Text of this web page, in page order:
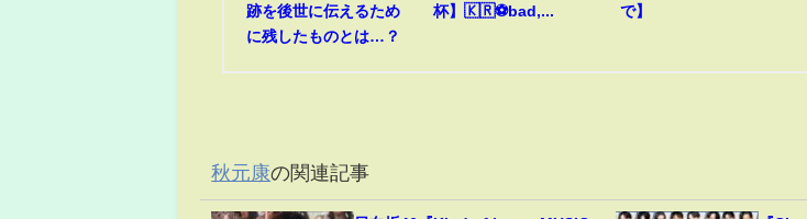
跡を後世に伝えるため
に残したものとは…？
杯】🇰🇷⚽bad,...
で】
秋元康の関連記事